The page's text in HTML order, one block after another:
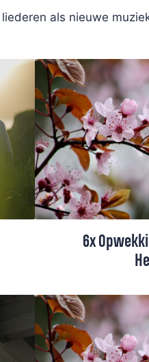
als nieuwe
6x
In de
liederen met
Geest en
shortlist